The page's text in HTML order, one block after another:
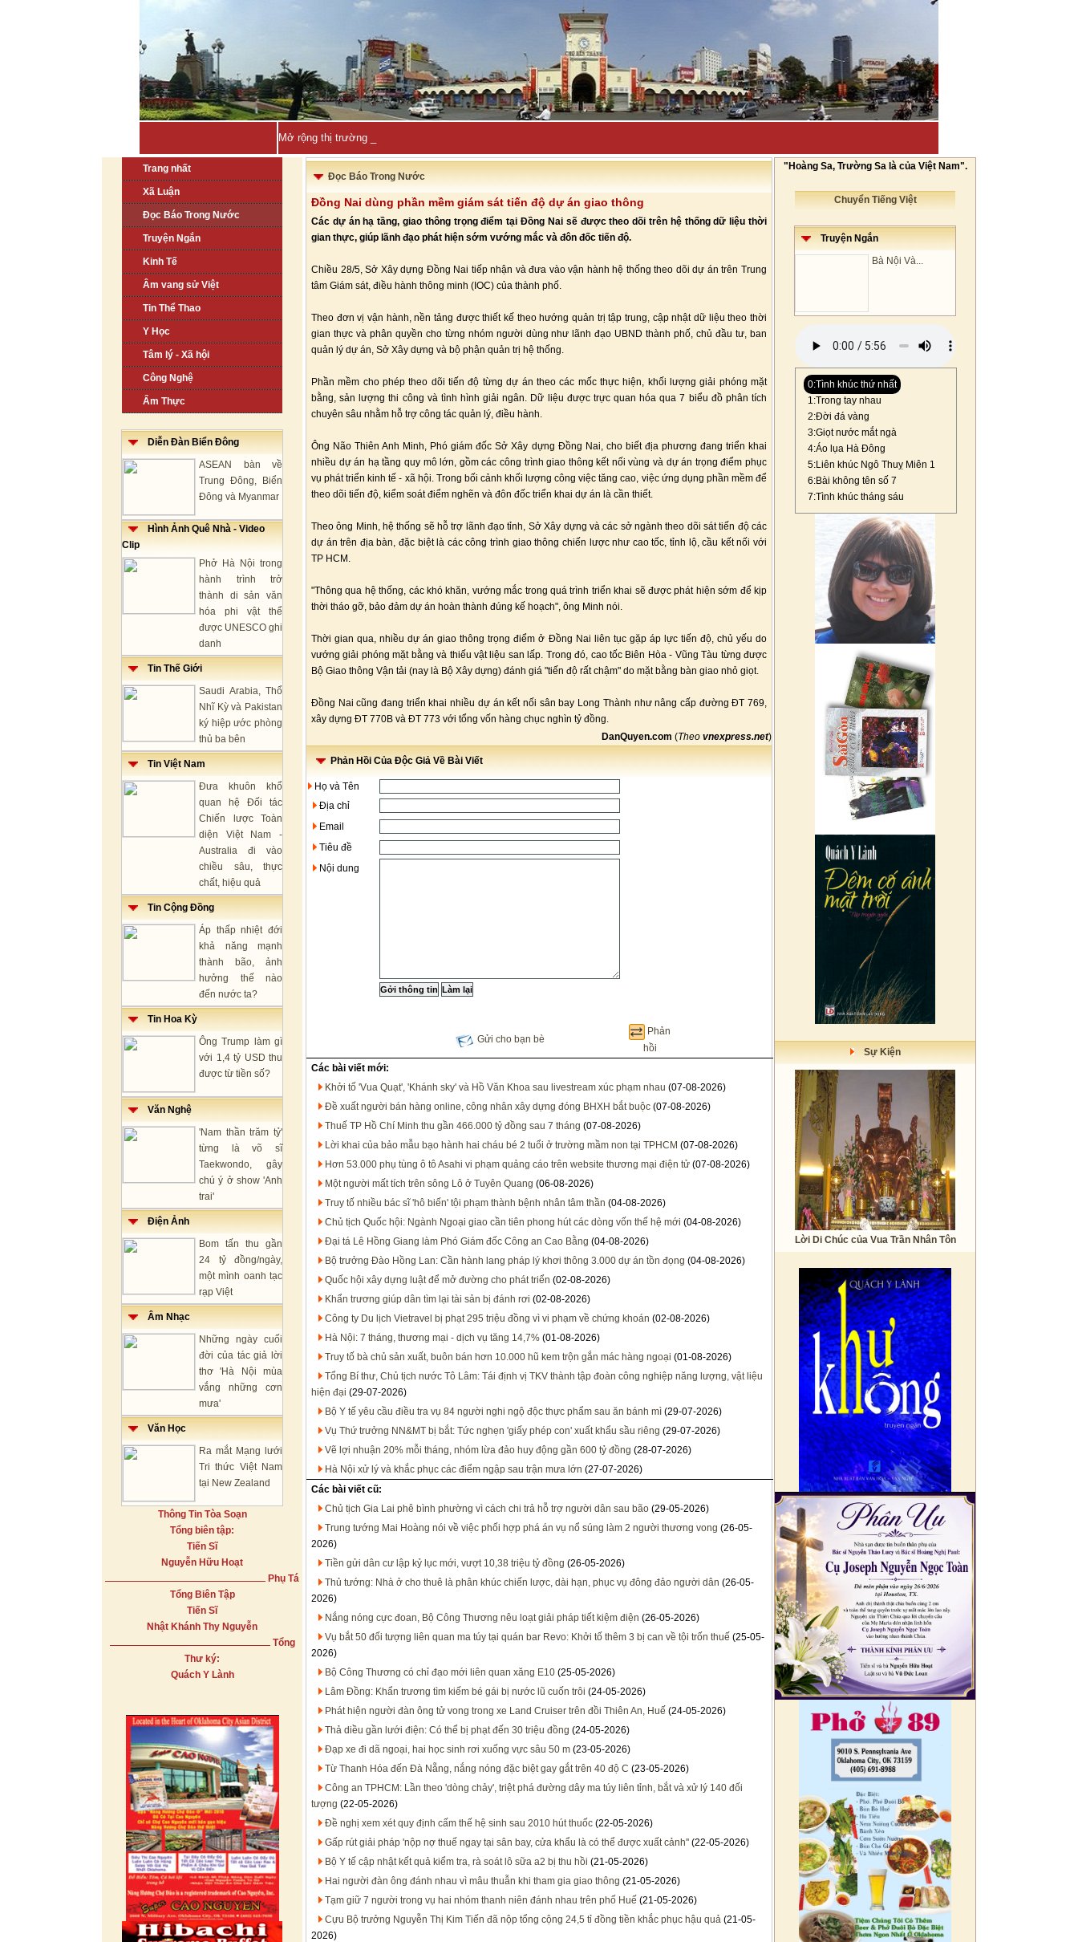
Mở rộng thị trường Thổ Nhĩ Kỳ: Cơ hội lớn ch-
Trang nhất
Xã Luận
Đọc Báo Trong Nước
Truyện Ngắn
Kinh Tế
Âm vang sử Việt
Tin Thể Thao
Y Học
Tâm lý - Xã hội
Công Nghệ
Ẩm Thực
Diễn Đàn Biển Đông
ASEAN bàn về
Trung Đông, Biển
Đông và Myanmar
Hình Ảnh Quê Nhà - Video
Clip
Phở Hà Nội trong
hành trình trở
thành di sản văn
hóa phi vật thể
được UNESCO ghi
danh
Tin Thế Giới
Saudi Arabia, Thổ
Nhĩ Kỳ và Pakistan
ký hiệp ước phòng
thủ ba bên
Tin Việt Nam
Đưa khuôn khổ
quan hệ Đối tác
Chiến lược Toàn
diện Việt Nam -
Australia đi vào
chiều sâu, thực
chất, hiệu quả
Tin Cộng Đồng
Áp thấp nhiệt đới
khả năng mạnh
thành bão, ảnh
hưởng thế nào
đến nước ta?
Tin Hoa Kỳ
Ông Trump làm gì
với 1,4 tỷ USD thu
được từ tiền số?
Văn Nghệ
'Nam thần trăm tỷ'
từng là võ sĩ
Taekwondo, gây
chú ý ở show 'Anh
trai'
Điện Ảnh
Bom tấn thu gần
24 tỷ đồng/ngày,
một mình oanh tạc
rạp Việt
Âm Nhạc
Những ngày cuối
đời của tác giả lời
thơ 'Hà Nội mùa
vắng những cơn
mưa'
Văn Học
Ra mắt Mạng lưới
Tri thức Việt Nam
tại New Zealand
Thông Tin Tòa Soạn
Tổng biên tập:
Tiến Sĩ
Nguyễn Hữu Hoạt
Phụ Tá
Tổng Biên Tập
Tiến Sĩ
Nhật Khánh Thy Nguyễn
Tổng
Thư ký:
Quách Y Lành
Đọc Báo Trong Nước
Đồng Nai dùng phần mềm giám sát tiến độ dự án giao thông
Các dự án hạ tầng, giao thông trọng điểm tại Đồng Nai sẽ được theo dõi trên hệ thống dữ liệu thời
gian thực, giúp lãnh đạo phát hiện sớm vướng mắc và đôn đốc tiến độ.
Chiều 28/5, Sở Xây dựng Đồng Nai tiếp nhận và đưa vào vận hành hệ thống theo dõi dự án trên Trung
tâm Giám sát, điều hành thông minh (IOC) của thành phố.
Theo đơn vị vận hành, nền tảng được thiết kế theo hướng quản trị tập trung, cập nhật dữ liệu theo thời
gian thực và phân quyền cho từng nhóm người dùng như lãnh đạo UBND thành phố, chủ đầu tư, ban
quản lý dự án, Sở Xây dựng và bộ phận quản trị hệ thống.
Phần mềm cho phép theo dõi tiến độ từng dự án theo các mốc thực hiện, khối lượng giải phóng mặt
bằng, sản lượng thi công và tình hình giải ngân. Dữ liệu được trực quan hóa qua 7 biểu đồ phân tích
chuyên sâu nhằm hỗ trợ công tác quản lý, điều hành.
Ông Não Thiên Anh Minh, Phó giám đốc Sở Xây dựng Đồng Nai, cho biết địa phương đang triển khai
nhiều dự án hạ tầng quy mô lớn, gồm các công trình giao thông kết nối vùng và dự án trọng điểm phục
vụ phát triển kinh tế - xã hội. Trong bối cảnh khối lượng công việc tăng cao, việc ứng dụng phần mềm để
theo dõi tiến độ, kiểm soát điểm nghẽn và đôn đốc triển khai dự án là cần thiết.
Theo ông Minh, hệ thống sẽ hỗ trợ lãnh đạo tỉnh, Sở Xây dựng và các sở ngành theo dõi sát tiến độ các
dự án trên địa bàn, đặc biệt là các công trình giao thông chiến lược như cao tốc, tỉnh lộ, cầu kết nối với
TP HCM.
"Thông qua hệ thống, các khó khăn, vướng mắc trong quá trình triển khai sẽ được phát hiện sớm để kịp
thời tháo gỡ, bảo đảm dự án hoàn thành đúng kế hoạch", ông Minh nói.
Thời gian qua, nhiều dự án giao thông trọng điểm ở Đồng Nai liên tục gặp áp lực tiến độ, chủ yếu do
vướng giải phóng mặt bằng và thiếu vật liệu san lấp. Trong đó, cao tốc Biên Hòa - Vũng Tàu từng được
Bộ Giao thông Vận tải (nay là Bộ Xây dựng) đánh giá "tiến độ rất chậm" do mặt bằng bàn giao nhỏ giọt.
Đồng Nai cũng đang triển khai nhiều dự án kết nối sân bay Long Thành như nâng cấp đường ĐT 769,
xây dựng ĐT 770B và ĐT 773 với tổng vốn hàng chục nghìn tỷ đồng.
DanQuyen.com (Theo vnexpress.net)
Phản Hồi Của Độc Giả Về Bài Viết
Họ và Tên
Địa chỉ
Email
Tiêu đề
Nội dung
Gửi cho bạn bè
Phản
hồi
Các bài viết mới:
Khởi tố 'Vua Quạt', 'Khánh sky' và Hồ Văn Khoa sau livestream xúc phạm nhau (07-08-2026)
Đề xuất người bán hàng online, công nhân xây dựng đóng BHXH bắt buộc (07-08-2026)
Thuế TP Hồ Chí Minh thu gần 466.000 tỷ đồng sau 7 tháng (07-08-2026)
Lời khai của bảo mẫu bạo hành hai cháu bé 2 tuổi ở trường mầm non tại TPHCM (07-08-2026)
Hơn 53.000 phụ tùng ô tô Asahi vi phạm quảng cáo trên website thương mại điện tử (07-08-2026)
Một người mất tích trên sông Lô ở Tuyên Quang (06-08-2026)
Truy tố nhiều bác sĩ 'hô biến' tội phạm thành bệnh nhân tâm thần (04-08-2026)
Chủ tịch Quốc hội: Ngành Ngoại giao cần tiên phong hút các dòng vốn thế hệ mới (04-08-2026)
Đại tá Lê Hồng Giang làm Phó Giám đốc Công an Cao Bằng (04-08-2026)
Bộ trưởng Đào Hồng Lan: Cần hành lang pháp lý khơi thông 3.000 dự án tồn đọng (04-08-2026)
Quốc hội xây dựng luật để mở đường cho phát triển (02-08-2026)
Khẩn trương giúp dân tìm lại tài sản bị đánh rơi (02-08-2026)
Công ty Du lịch Vietravel bị phạt 295 triệu đồng vì vi phạm về chứng khoán (02-08-2026)
Hà Nội: 7 tháng, thương mại - dịch vụ tăng 14,7% (01-08-2026)
Truy tố bà chủ sản xuất, buôn bán hơn 10.000 hũ kem trộn gắn mác hàng ngoại (01-08-2026)
Tổng Bí thư, Chủ tịch nước Tô Lâm: Tái định vị TKV thành tập đoàn công nghiệp năng lượng, vật liệu
hiện đại (29-07-2026)
Bộ Y tế yêu cầu điều tra vụ 84 người nghi ngộ độc thực phẩm sau ăn bánh mì (29-07-2026)
Vụ Thứ trưởng NN&MT bị bắt: Tức nghẹn 'giấy phép con' xuất khẩu sầu riêng (29-07-2026)
Vẽ lợi nhuận 20% mỗi tháng, nhóm lừa đảo huy động gần 600 tỷ đồng (28-07-2026)
Hà Nội xử lý và khắc phục các điểm ngập sau trận mưa lớn (27-07-2026)
Các bài viết cũ:
Chủ tịch Gia Lai phê bình phường vì cách chi trả hỗ trợ người dân sau bão (29-05-2026)
Trung tướng Mai Hoàng nói về việc phối hợp phá án vụ nổ súng làm 2 người thương vong (26-05-
2026)
Tiền gửi dân cư lập kỷ lục mới, vượt 10,38 triệu tỷ đồng (26-05-2026)
Thủ tướng: Nhà ở cho thuê là phân khúc chiến lược, dài hạn, phục vụ đông đảo người dân (26-05-
2026)
Nắng nóng cực đoan, Bộ Công Thương nêu loạt giải pháp tiết kiệm điện (26-05-2026)
Vụ bắt 50 đối tượng liên quan ma túy tại quán bar Revo: Khởi tố thêm 3 bị can về tội trốn thuế (25-05-
2026)
Bộ Công Thương có chỉ đạo mới liên quan xăng E10 (25-05-2026)
Lâm Đồng: Khẩn trương tìm kiếm bé gái bị nước lũ cuốn trôi (24-05-2026)
Phát hiện người đàn ông tử vong trong xe Land Cruiser trên đồi Thiên An, Huế (24-05-2026)
Thả diều gần lưới điện: Có thể bị phạt đến 30 triệu đồng (24-05-2026)
Đạp xe đi dã ngoại, hai học sinh rơi xuống vực sâu 50 m (23-05-2026)
Từ Thanh Hóa đến Đà Nẵng, nắng nóng đặc biệt gay gắt trên 40 độ C (23-05-2026)
Công an TPHCM: Lần theo 'dòng chảy', triệt phá đường dây ma túy liên tỉnh, bắt và xử lý 140 đối
tượng (22-05-2026)
Đề nghị xem xét quy định cấm thế hệ sinh sau 2010 hút thuốc (22-05-2026)
Gấp rút giải pháp 'nộp nợ thuế ngay tại sân bay, cửa khẩu là có thể được xuất cảnh'' (22-05-2026)
Bộ Y tế cập nhật kết quả kiểm tra, rà soát lô sữa a2 bị thu hồi (21-05-2026)
Hai người đàn ông đánh nhau vì mâu thuẫn khi tham gia giao thông (21-05-2026)
Tạm giữ 7 người trong vụ hai nhóm thanh niên đánh nhau trên phố Huế (21-05-2026)
Cựu Bộ trưởng Nguyễn Thị Kim Tiến đã nộp tổng cộng 24,5 tỉ đồng tiền khắc phục hậu quả (21-05-
2026)
"Hoàng Sa, Trường Sa là của Việt Nam".
Chuyển Tiếng Việt
Truyện Ngắn
Bà Nội Và...
0:Tình khúc thứ nhất
1:Trong tay nhau
2:Đời đá vàng
3:Giọt nước mắt ngà
4:Áo lụa Hà Đông
5:Liên khúc Ngô Thuỵ Miên 1
6:Bài không tên số 7
7:Tình khúc tháng sáu
Sự Kiện
Lời Di Chúc của Vua Trần Nhân Tôn